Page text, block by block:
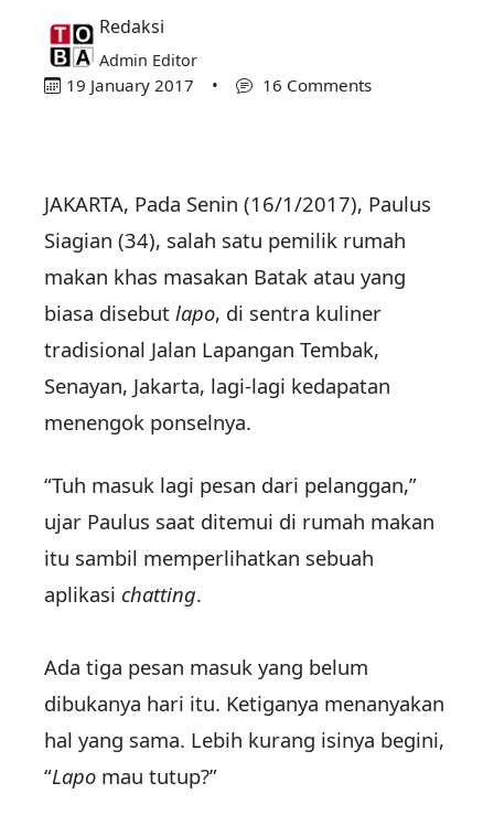
Redaksi
Admin Editor
19 January 2017 • 16 Comments
JAKARTA, Pada Senin (16/1/2017), Paulus
Siagian (34), salah satu pemilik rumah
makan khas masakan Batak atau yang
biasa disebut lapo, di sentra kuliner
tradisional Jalan Lapangan Tembak,
Senayan, Jakarta, lagi-lagi kedapatan
menengok ponselnya.
“Tuh masuk lagi pesan dari pelanggan,”
ujar Paulus saat ditemui di rumah makan
itu sambil memperlihatkan sebuah
aplikasi chatting.
Ada tiga pesan masuk yang belum
dibukanya hari itu. Ketiganya menanyakan
hal yang sama. Lebih kurang isinya begini,
“Lapo mau tutup?”